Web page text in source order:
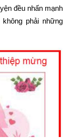
đều nhấn mạnh
phải những